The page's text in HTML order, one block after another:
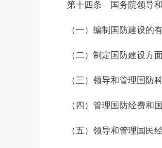
第十四条 国务院领导和
（一）编制国防建设的
（二）制定国防建设方
（三）领导和管理国防
（四）管理国防经费和
（五）领导和管理国民